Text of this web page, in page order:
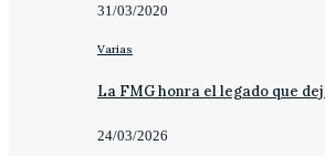
31/03/2020
Varias
La FMG honra el legado que
24/03/2026